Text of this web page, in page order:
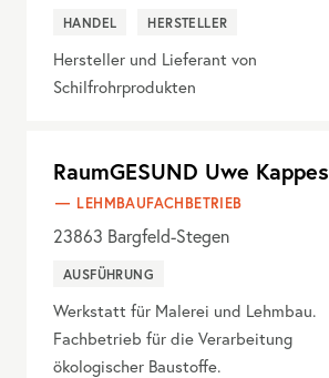
HANDEL HERSTELLER
Hersteller und Lieferant von
Schilfrohrprodukten
RaumGESUND Uwe Kappes
LEHMBAUFACHBETRIEB
23863 Bargfeld-Stegen
AUSFÜHRUNG
Werkstatt für Malerei und Lehmbau.
Fachbetrieb für die Verarbeitung
ökologischer Baustoffe.